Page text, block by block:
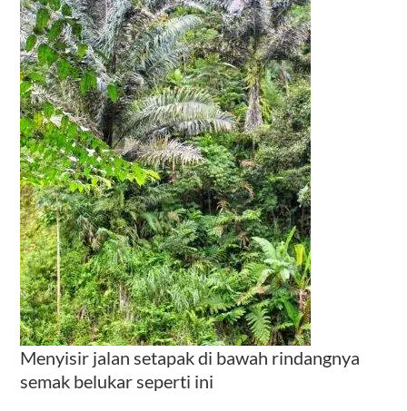
Menyisir jalan setapak di bawah rindangnya
semak belukar seperti ini